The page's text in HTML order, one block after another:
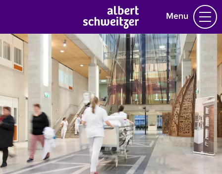
Menu
Homepage
Praktische informatie
Specialismen
Werken en leren
Medewerkers
Contact
MijnASz